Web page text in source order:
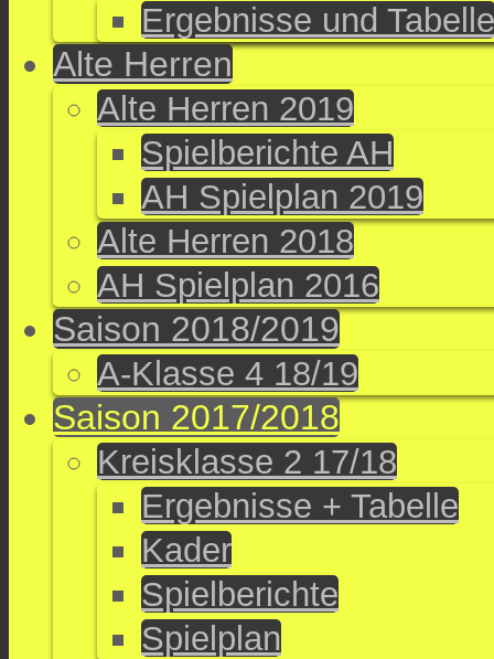
Ergebnisse und Tabelle
Alte Herren
Alte Herren 2019
Spielberichte AH
AH Spielplan 2019
Alte Herren 2018
AH Spielplan 2016
Saison 2018/2019
A-Klasse 4 18/19
Saison 2017/2018
Kreisklasse 2 17/18
Ergebnisse + Tabelle
Kader
Spielberichte
Spielplan